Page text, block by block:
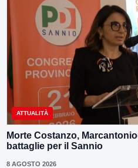
ATTUALITÀ
Morte Costanzo,
battaglie per il Sannio
8 AGOSTO 2026